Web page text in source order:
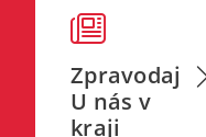
Zpravodaj
U nás v
kraji